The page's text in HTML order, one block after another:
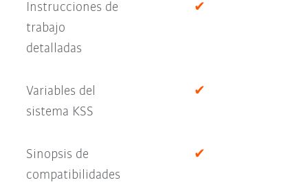
Instrucciones de
trabajo
detalladas
✔
Variables del
sistema KSS
✔
Sinopsis de
compatibilidades
✔